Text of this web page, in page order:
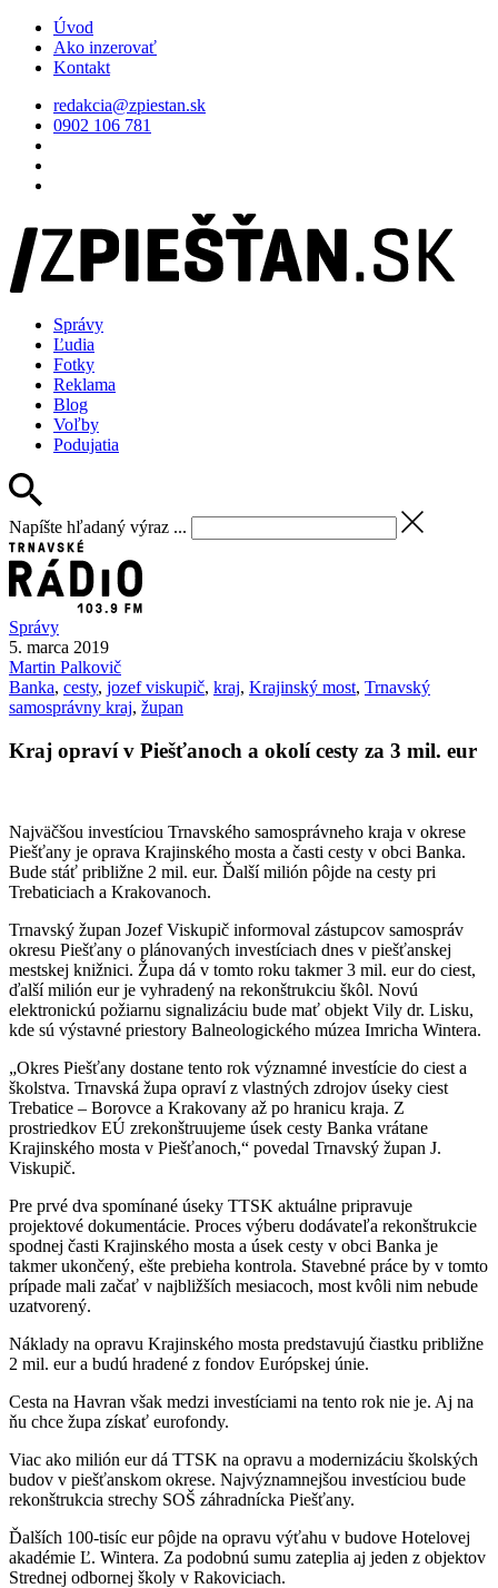
Úvod
Ako inzerovať
Kontakt
redakcia@zpiestan.sk
0902 106 781
Správy
Ľudia
Fotky
Reklama
Blog
Voľby
Podujatia
Napíšte hľadaný výraz ...
Správy
5. marca 2019
Martin Palkovič
Banka, cesty, jozef viskupič, kraj, Krajinský most, Trnavský
samosprávny kraj, župan
Kraj opraví v Piešťanoch a okolí cesty za 3 mil. eur
Najväčšou investíciou Trnavského samosprávneho kraja v okrese
Piešťany je oprava Krajinského mosta a časti cesty v obci Banka.
Bude stáť približne 2 mil. eur. Ďalší milión pôjde na cesty pri
Trebaticiach a Krakovanoch.
Trnavský župan Jozef Viskupič informoval zástupcov samospráv
okresu Piešťany o plánovaných investíciach dnes v piešťanskej
mestskej knižnici. Župa dá v tomto roku takmer 3 mil. eur do ciest,
ďalší milión eur je vyhradený na rekonštrukciu škôl. Novú
elektronickú požiarnu signalizáciu bude mať objekt Vily dr. Lisku,
kde sú výstavné priestory Balneologického múzea Imricha Wintera.
„Okres Piešťany dostane tento rok významné investície do ciest a
školstva. Trnavská župa opraví z vlastných zdrojov úseky ciest
Trebatice – Borovce a Krakovany až po hranicu kraja. Z
prostriedkov EÚ zrekonštruujeme úsek cesty Banka vrátane
Krajinského mosta v Piešťanoch,“ povedal Trnavský župan J.
Viskupič.
Pre prvé dva spomínané úseky TTSK aktuálne pripravuje
projektové dokumentácie. Proces výberu dodávateľa rekonštrukcie
spodnej časti Krajinského mosta a úsek cesty v obci Banka je
takmer ukončený, ešte prebieha kontrola. Stavebné práce by v tomto
prípade mali začať v najbližších mesiacoch, most kvôli nim nebude
uzatvorený.
Náklady na opravu Krajinského mosta predstavujú čiastku približne
2 mil. eur a budú hradené z fondov Európskej únie.
Cesta na Havran však medzi investíciami na tento rok nie je. Aj na
ňu chce župa získať eurofondy.
Viac ako milión eur dá TTSK na opravu a modernizáciu školských
budov v piešťanskom okrese. Najvýznamnejšou investíciou bude
rekonštrukcia strechy SOŠ záhradnícka Piešťany.
Ďalších 100-tisíc eur pôjde na opravu výťahu v budove Hotelovej
akadémie Ľ. Wintera. Za podobnú sumu zateplia aj jeden z objektov
Strednej odbornej školy v Rakoviciach.